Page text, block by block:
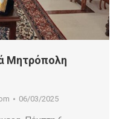
Μητρόπολη
06/03/2025